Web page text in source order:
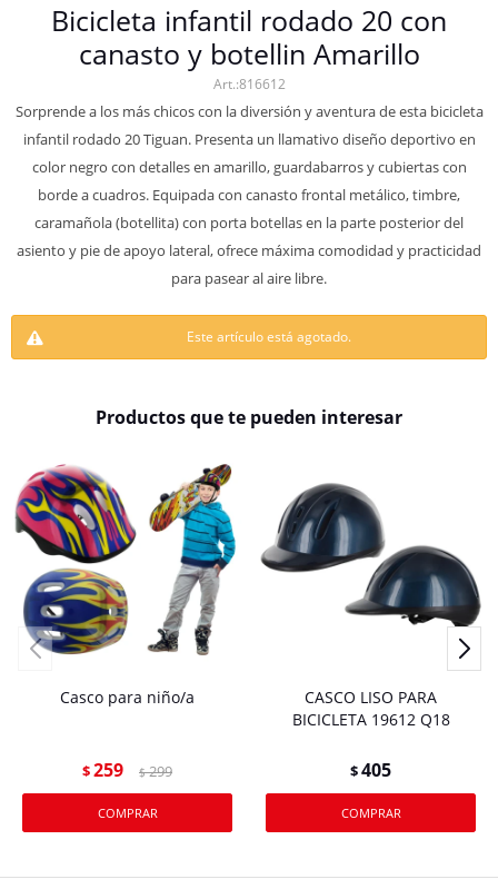
Bicicleta infantil rodado 20 con
canasto y botellin Amarillo
816612
Sorprende a los más chicos con la diversión y aventura de esta bicicleta
infantil rodado 20 Tiguan. Presenta un llamativo diseño deportivo en
color negro con detalles en amarillo, guardabarros y cubiertas con
borde a cuadros. Equipada con canasto frontal metálico, timbre,
caramañola (botellita) con porta botellas en la parte posterior del
asiento y pie de apoyo lateral, ofrece máxima comodidad y practicidad
para pasear al aire libre.
Este artículo está agotado.
Productos que te pueden interesar
Casco para niño/a
$259 $ 299
CASCO LISO PARA
BICICLETA 19612 Q18
$405